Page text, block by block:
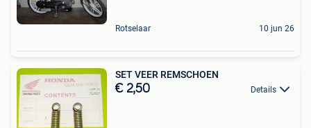
Rotselaar 10 jun 26
SET VEER REMSCHOEN
€ 2,50 Details